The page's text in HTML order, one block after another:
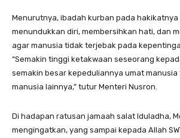
Menurutnya, ibadah kurban pada
menundukkan diri, membersihkan hati, dan
agar manusia tidak terjebak pada
“Semakin tinggi ketakwaan seseorang
semakin besar kepeduliannya umat
manusia lainnya,” tutur Menteri Nusron.
Di hadapan ratusan jamaah salat Iduladha,
mengingatkan, yang sampai kepada Allah